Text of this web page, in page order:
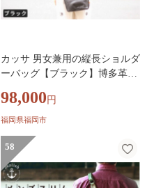
カッサ 男女兼用の縦長ショルダ
ーバッグ【ブラック】博多革工
98,000 円
福岡県福岡市
58